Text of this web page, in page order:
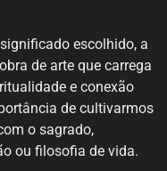
escolhido, a
de arte que carrega
e conexão
de cultivarmos
o sagrado,
ou filosofia de vida.